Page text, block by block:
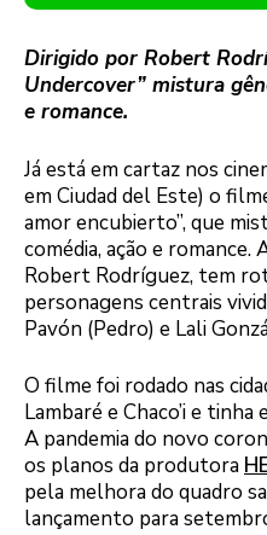
Dirigido por Robert
Undercover” mistura
e romance.
Já está em cartaz nos
em Ciudad del Este) o
amor encubierto”, que
comédia, ação e romance.
Robert Rodríguez, tem
personagens centrais
Pavón (Pedro) e Lali
O filme foi rodado nas
Lambaré e Chaco’i e
A pandemia do novo
os planos da produtora
pela melhora do quadro
lançamento para